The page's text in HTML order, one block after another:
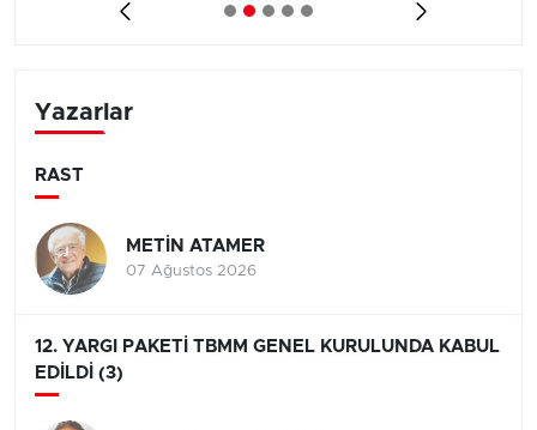
Yazarlar
RAST
METİN ATAMER
07 Ağustos 2026
12. YARGI PAKETİ TBMM GENEL KURULUNDA KABUL
EDİLDİ (3)